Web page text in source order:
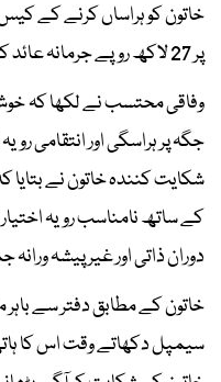
خاتون کو ہراساں کرنے کے
پر 27 لاکھ روپے جرمانہ عائد کیا۔
وفاقی محتسب نے لکھا کہ
جگہ پر ہراسگی اور انتقامی
شکایت کنندہ خاتون نے بتایا
کے ساتھ نامناسب رویہ
دوران ذاتی اور غیر پیشہ
خاتون کے مطابق دفتر سے
سیمپل دکھاتے وقت اس کا